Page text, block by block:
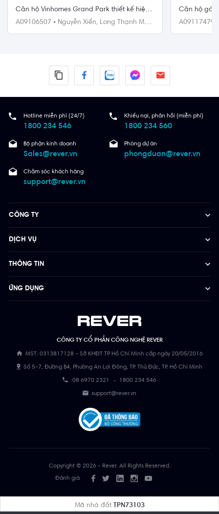
Mã nhà đất TPN73103
Căn hộ Vinhomes Grand Park thiết kế hiện
đại, nội thất cơ bản.
A09106507 • Nguyễn Xiển, Long Thạnh Mỹ,
Căn hộ góc
nội thất
A09117479
Hotline miễn phí (24/7)
1800 234 546
Khiếu nại, phản hồi (miễn phí)
1800 234 560
Bộ phận kinh doanh
Sales@rever.vn
Phòng dự án
phongduan@rever.vn
Chăm sóc khách hàng
support@rever.vn
CÔNG TY CỔ PHẦN CÔNG NGHỆ REVER
MST: 0313817128 - Sở KHĐT TP Hồ Chí Minh cấp ngày 20/05/2016
Số 5-7, Đường B4, Phường An Lợi Đông, TP. Thủ Đức, TP. Hồ Chí Minh
08 6970 2321 - 1800 234 546
support@rever.vn
CÔNG TY
DỊCH VỤ
THÔNG TIN
ỨNG DỤNG
Copyright © 2026 - Rever. All Rights Reserved.
Đánh giá